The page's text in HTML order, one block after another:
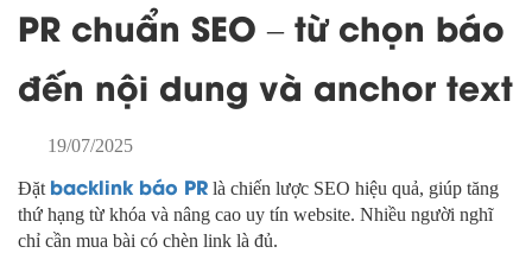
PR chuẩn SEO – từ chọn báo
đến nội dung và anchor text
19/07/2025
Đặt backlink báo PR là chiến lược SEO hiệu quả, giúp tăng
thứ hạng từ khóa và nâng cao uy tín website. Nhiều người nghĩ
chỉ cần mua bài có chèn link là đủ.